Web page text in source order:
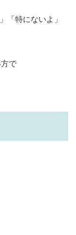
「特にないよ」
で